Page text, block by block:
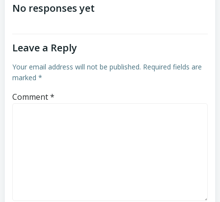
No responses yet
Leave a Reply
Your email address will not be published. Required fields are
marked *
Comment*